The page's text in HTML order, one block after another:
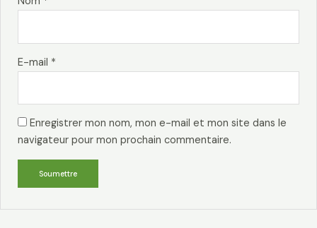
E-mail *
Enregistrer mon nom, mon e-mail et mon site dans le
navigateur pour mon prochain commentaire.